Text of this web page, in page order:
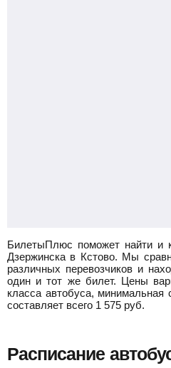
БилетыПлюс поможет найти и
Дзержинска в Кстово. Мы
различных перевозчиков и
один и тот же билет. Цены
класса автобуса, минимальная
составляет всего 1 575 руб.
Расписание